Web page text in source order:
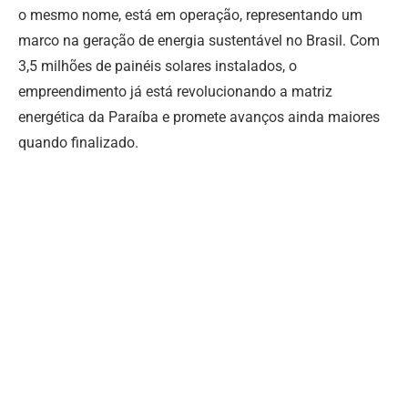
o mesmo nome, está em operação, representando um
marco na geração de energia sustentável no Brasil. Com
3,5 milhões de painéis solares instalados, o
empreendimento já está revolucionando a matriz
energética da Paraíba e promete avanços ainda maiores
quando finalizado.